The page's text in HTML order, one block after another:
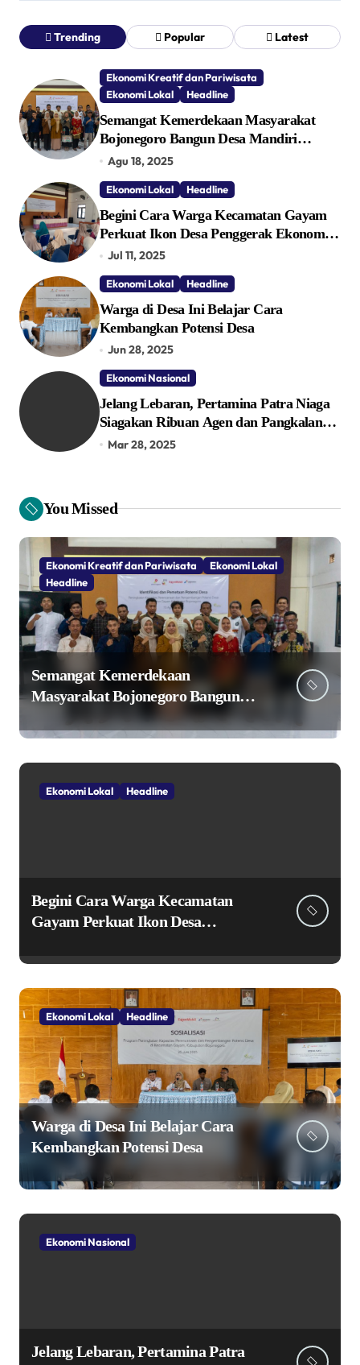
Trending Popular Latest
Ekonomi Kreatif dan Pariwisata
Ekonomi Lokal
Headline
Semangat Kemerdekaan Masyarakat
Bojonegoro Bangun Desa Mandiri
Ekonomi
Agu 18, 2025
Ekonomi Lokal Headline
Begini Cara Warga Kecamatan Gayam
Perkuat Ikon Desa Penggerak Ekonomi
Lokal Melalui TPID
Jul 11, 2025
Ekonomi Lokal Headline
Warga di Desa Ini Belajar Cara
Kembangkan Potensi Desa
Jun 28, 2025
Ekonomi Nasional
Jelang Lebaran, Pertamina Patra Niaga
Siagakan Ribuan Agen dan Pangkalan
LPG 3 Kg
Mar 28, 2025
You Missed
Ekonomi Kreatif dan Pariwisata
Ekonomi Lokal
Headline
Semangat Kemerdekaan
Masyarakat Bojonegoro Bangun
Desa Mandiri Ekonomi
Ekonomi Lokal Headline
Begini Cara Warga Kecamatan
Gayam Perkuat Ikon Desa
TPID
Ekonomi Lokal Headline
Warga di Desa Ini Belajar Cara
Kembangkan Potensi Desa
Ekonomi Nasional
Jelang Lebaran, Pertamina Patra